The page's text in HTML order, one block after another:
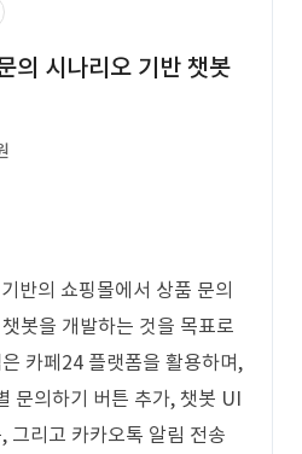
의 시나리오 기반 챗봇
반의 쇼핑몰에서 상품 문의
봇을 개발하는 것을 목표로
카페24 플랫폼을 활용하며,
문의하기 버튼 추가, 챗봇 UI
그리고 카카오톡 알림 전송